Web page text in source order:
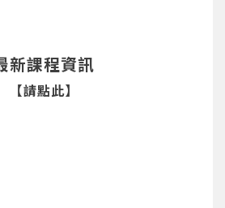
新課程資訊
【請點此】